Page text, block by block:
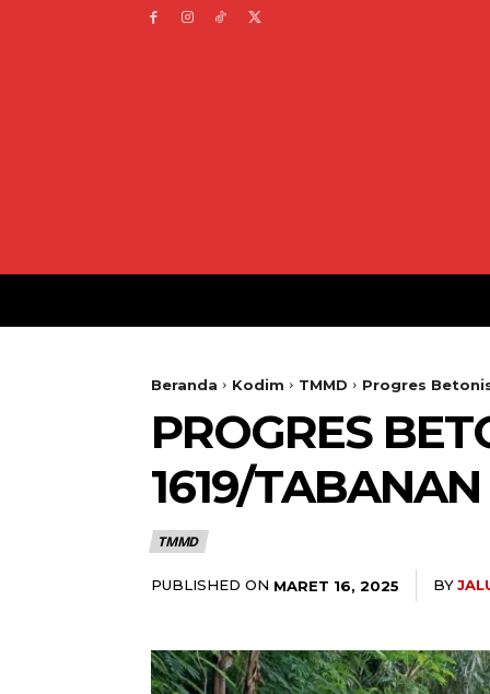
Beranda Kodim TMMD Progres
PROGRES
1619/
TMMD
PUBLISHED ON MARET 16, 2025 BY